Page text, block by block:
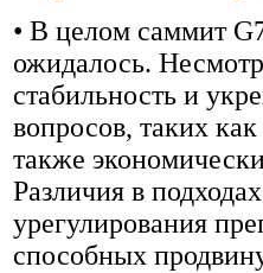
• В целом саммит
ожидалось.
стабильность и
вопросов, таких
также
Различия в
урегулирования
способных